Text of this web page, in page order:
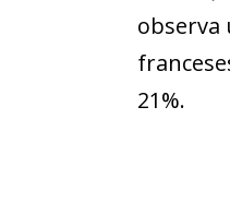
observa
21%.